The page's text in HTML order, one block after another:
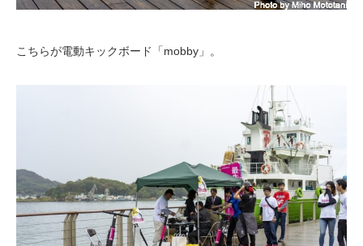
こちらが電動キックボード「mobby」。